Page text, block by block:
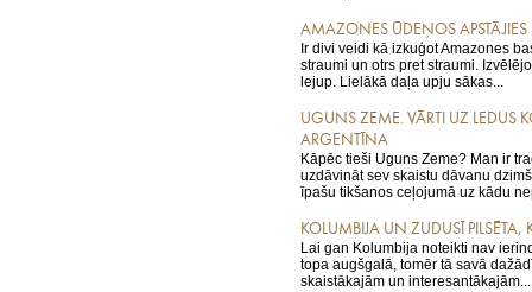
AMAZONES ŪDEŅOS APSTĀJIES
Ir divi veidi kā izkuģot Amazones
straumi un otrs pret straumi.
lejup. Lielākā daļa upju sākas...
UGUNS ZEME. VĀRTI UZ LEDUS
ARGENTĪNA
Kāpēc tieši Uguns Zeme? Man ir
uzdāvināt sev skaistu dāvanu
īpašu tikšanos ceļojumā uz kādu
KOLUMBIJA UN ZUDUSĪ PILSĒTA,
Lai gan Kolumbija noteikti nav
topa augšgalā, tomēr tā savā
skaistākajām un interesantākajām...